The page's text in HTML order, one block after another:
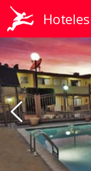
Hoteles